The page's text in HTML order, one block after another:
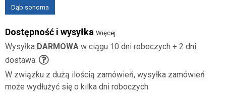
Dąb sonoma
Dostępność i wysyłka Więcej
Wysyłka DARMOWA w ciągu 10 dni roboczych + 2 dni
dostawa.
W związku z dużą ilością zamówień, wysyłka zamówień
może wydłużyć się o kilka dni roboczych.